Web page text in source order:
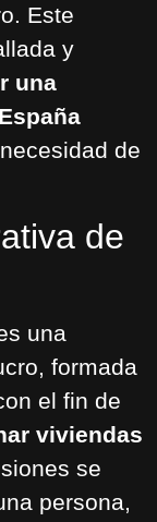
Este
y
una
de
de
una
formada
el fin de
viviendas
se
persona,